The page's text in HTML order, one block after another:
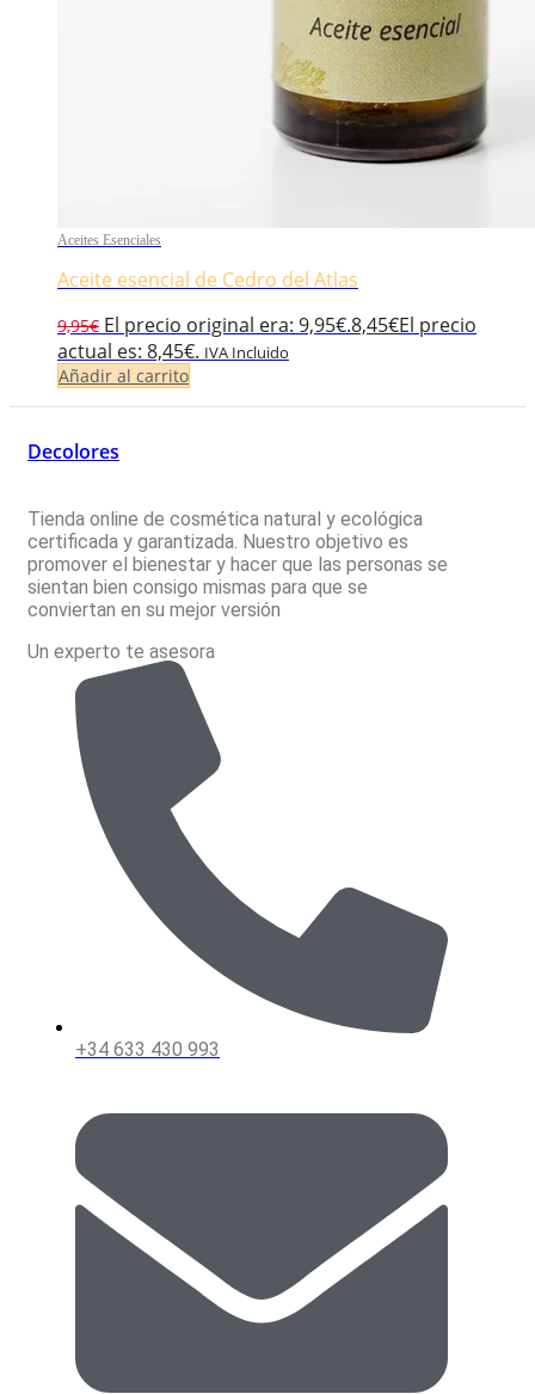
Aceites Esenciales
Aceite esencial de Cedro del Atlas
9,95€ El precio original era: 9,95€.8,45€El precio
actual es: 8,45€. IVA Incluido
Añadir al carrito
Decolores
Tienda online de cosmética natural y ecológica
certificada y garantizada. Nuestro objetivo es
promover el bienestar y hacer que las personas se
sientan bien consigo mismas para que se
conviertan en su mejor versión
Un experto te asesora
+34 633 430 993